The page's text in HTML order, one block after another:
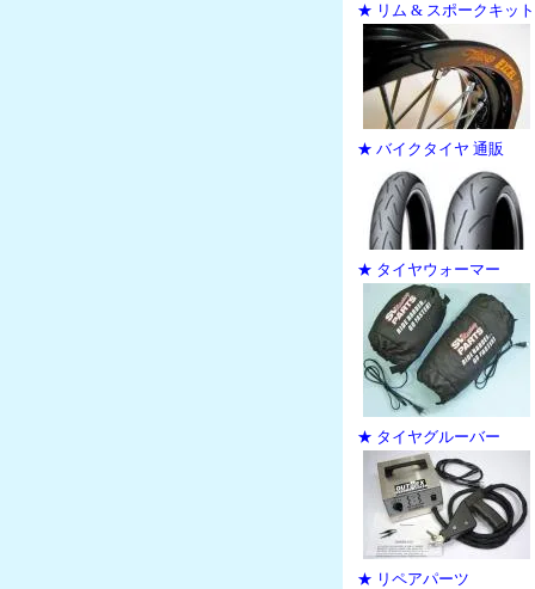
★ リム & スポークキット
★ バイクタイヤ 通販
★ タイヤウォーマー
★ タイヤグルーバー
★ リペアパーツ